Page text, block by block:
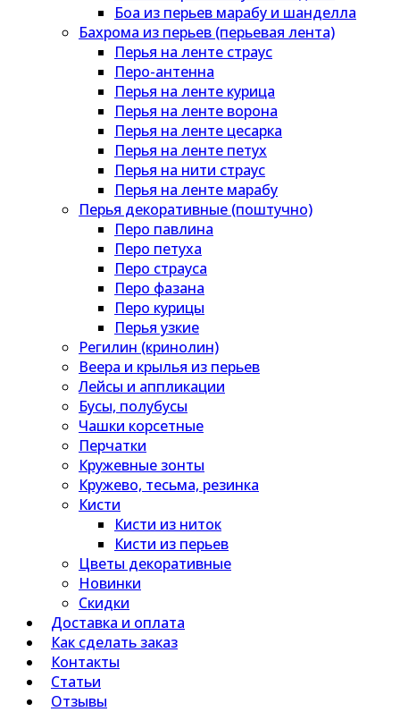
Боа из перьев марабу и шанделла
Бахрома из перьев (перьевая лента)
Перья на ленте страус
Перо-антенна
Перья на ленте курица
Перья на ленте ворона
Перья на ленте цесарка
Перья на ленте петух
Перья на нити страус
Перья на ленте марабу
Перья декоративные (поштучно)
Перо павлина
Перо петуха
Перо страуса
Перо фазана
Перо курицы
Перья узкие
Регилин (кринолин)
Веера и крылья из перьев
Лейсы и аппликации
Бусы, полубусы
Чашки корсетные
Перчатки
Кружевные зонты
Кружево, тесьма, резинка
Кисти
Кисти из ниток
Кисти из перьев
Цветы декоративные
Новинки
Скидки
Доставка и оплата
Как сделать заказ
Контакты
Статьи
Отзывы